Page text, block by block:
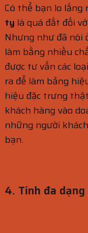
Có thể bạn lo lắng
ty là quá đắt đối
Nhưng như đã nói
làm bằng nhiều
được tư vấn các
ra để làm bảng
hiệu đặc trưng
khách hàng vào
những người
bạn.
4. Tính đa